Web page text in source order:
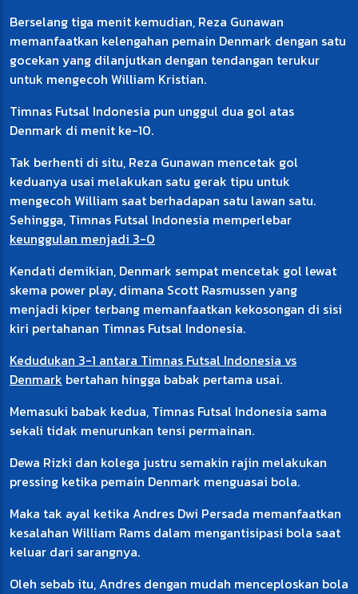
Berselang tiga menit kemudian, Reza Gunawan
memanfaatkan kelengahan pemain Denmark dengan satu
gocekan yang dilanjutkan dengan tendangan terukur
untuk mengecoh William Kristian.
Timnas Futsal Indonesia pun unggul dua gol atas
Denmark di menit ke-10.
Tak berhenti di situ, Reza Gunawan mencetak gol
keduanya usai melakukan satu gerak tipu untuk
mengecoh William saat berhadapan satu lawan satu.
Sehingga, Timnas Futsal Indonesia memperlebar
keunggulan menjadi 3-0
Kendati demikian, Denmark sempat mencetak gol lewat
skema power play, dimana Scott Rasmussen yang
menjadi kiper terbang memanfaatkan kekosongan di sisi
kiri pertahanan Timnas Futsal Indonesia.
Kedudukan 3-1 antara Timnas Futsal Indonesia vs
Denmark bertahan hingga babak pertama usai.
Memasuki babak kedua, Timnas Futsal Indonesia sama
sekali tidak menurunkan tensi permainan.
Dewa Rizki dan kolega justru semakin rajin melakukan
pressing ketika pemain Denmark menguasai bola.
Maka tak ayal ketika Andres Dwi Persada memanfaatkan
kesalahan William Rams dalam mengantisipasi bola saat
keluar dari sarangnya.
Oleh sebab itu, Andres dengan mudah menceploskan bola